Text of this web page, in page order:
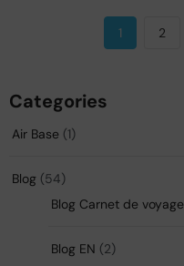
1 2
Categories
Air Base (1)
Blog (54)
Blog Carnet de voyage
Blog EN (2)